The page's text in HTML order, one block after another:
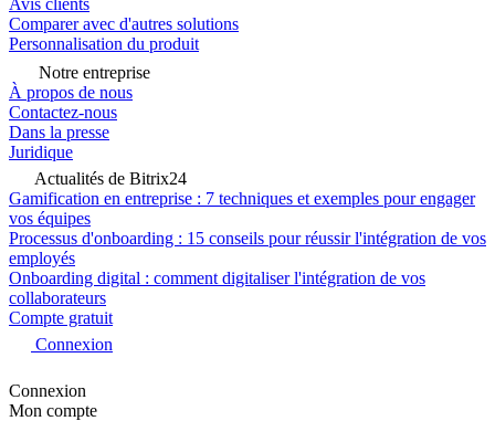
Avis clients
Comparer avec d'autres solutions
Personnalisation du produit
Notre entreprise
À propos de nous
Contactez-nous
Dans la presse
Juridique
Actualités de Bitrix24
Gamification en entreprise : 7 techniques et exemples pour engager
vos équipes
Processus d'onboarding : 15 conseils pour réussir l'intégration de vos
employés
Onboarding digital : comment digitaliser l'intégration de vos
collaborateurs
Compte gratuit
Connexion
Connexion
Mon compte